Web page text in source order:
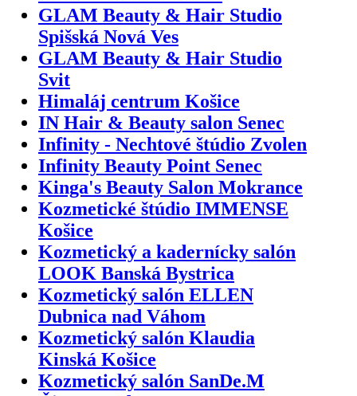
GLAM Beauty & Hair Studio
Spišská Nová Ves
GLAM Beauty & Hair Studio
Svit
Himaláj centrum Košice
IN Hair & Beauty salon Senec
Infinity - Nechtové štúdio Zvolen
Infinity Beauty Point Senec
Kinga's Beauty Salon Mokrance
Kozmetické štúdio IMMENSE
Košice
Kozmetický a kadernícky salón
LOOK Banská Bystrica
Kozmetický salón ELLEN
Dubnica nad Váhom
Kozmetický salón Klaudia
Kinská Košice
Kozmetický salón SanDe.M